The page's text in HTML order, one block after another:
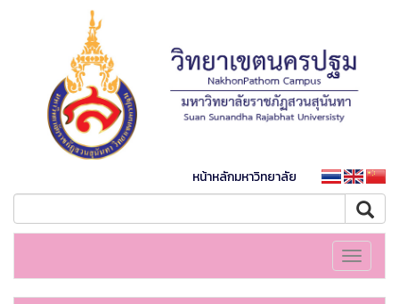
หน้าหลักมหาวิทยาลัย
Toggle